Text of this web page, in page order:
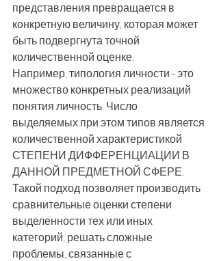
представления превращается в
конкретную величину, которая может
быть подвергнута точной
количественной оценке.
Например, типология личности - это
множество конкретных реализаций
понятия личность. Число
выделяемых при этом типов является
количественной характеристикой
СТЕПЕНИ ДИФФЕРЕНЦИАЦИИ В
ДАННОЙ ПРЕДМЕТНОЙ СФЕРЕ.
Такой подход позволяет производить
сравнительные оценки степени
выделенности тех или иных
категорий, решать сложные
проблемы, связанные с